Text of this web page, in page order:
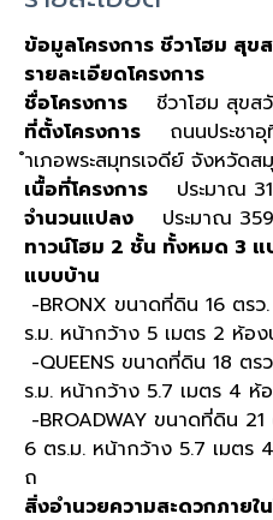
ข้อมูลโครงการ ชีวาโฮม สุ
รายละเอียดโครงการ
ชื่อโครงการ ชีวาโฮม สุขส
ที่ตั้งโครงการ ถนนประชาอุ
ำเภอพระสมุทรเจดีย์ จังหวัดส
เนื้อที่โครงการ ประมาณ
จำนวนแปลง ประมาณ
ทาวน์โฮม 2 ชั้น ทั้งหมด 3 แ
แบบบ้าน
-BRONX ขนาดที่ดิน 16 ตร
ร.ม. หน้ากว้าง 5 เมตร 2 ห้อ
-QUEENS ขนาดที่ดิน 18 ต
ร.ม. หน้ากว้าง 5.7 เมตร 4
-BROADWAY ขนาดที่ดิน
6 ตร.ม. หน้ากว้าง 5.7 เมต
ถ
สิ่งอำนวยความสะดวกภายใ